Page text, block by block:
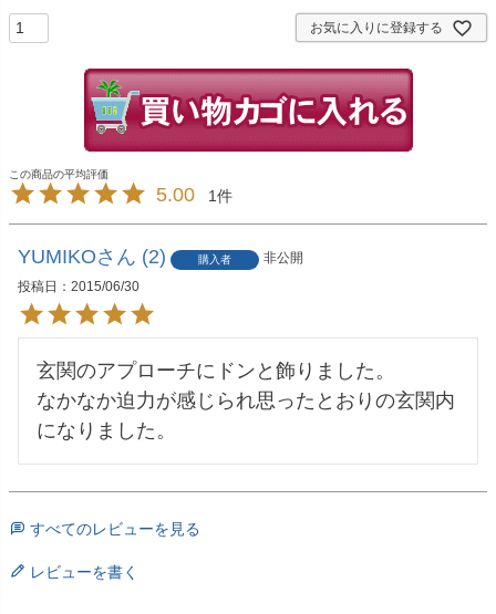
お気に入りに登録する
5.00 1
YUMIKO 2 購入者
非公開
投稿日
2015/06/30
玄関のアプローチにドンと飾りました。
なかなか迫力が感じられ思ったとおりの玄関内
すべてのレビューを見る
レビューを書く